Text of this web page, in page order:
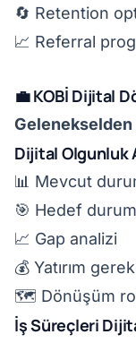
🔄 Retention
📈 Referral
💼 KOBİ Dijital
Dijital Olgunluk
📊 Mevcut
🎯 Hedef
📈 Gap analizi
💰 Yatırım
🗺️ Dönüşüm
İş Süreçleri